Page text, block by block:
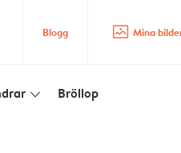
Blogg image_placeholder Mina
slim_arrow_down Bröllop